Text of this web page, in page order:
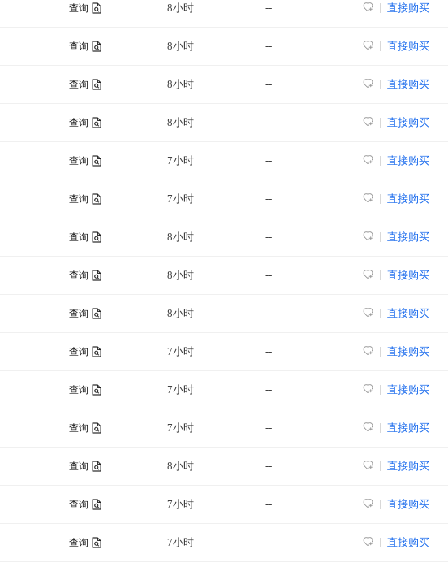
查询 8小时 -- 直接购买
查询 8小时 -- 直接购买
查询 8小时 -- 直接购买
查询 8小时 -- 直接购买
查询 7小时 -- 直接购买
查询 7小时 -- 直接购买
查询 8小时 -- 直接购买
查询 8小时 -- 直接购买
查询 8小时 -- 直接购买
查询 7小时 -- 直接购买
查询 7小时 -- 直接购买
查询 7小时 -- 直接购买
查询 8小时 -- 直接购买
查询 7小时 -- 直接购买
查询 7小时 -- 直接购买